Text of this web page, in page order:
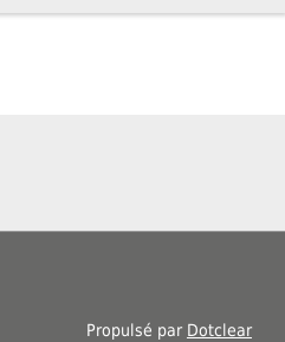
Propulsé par Dotclear